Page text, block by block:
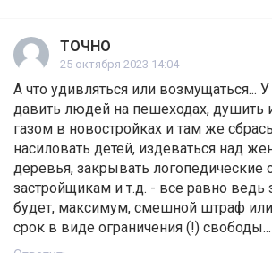
ТОЧНО
25 октября 2023 14:04
А что удивляться или возмущаться...
давить людей на пешеходах, душить
газом в новостройках и там же
насиловать детей, издеваться над
деревья, закрывать логопедические
застройщикам и т.д. - все равно ведь
будет, максимум, смешной штраф
срок в виде ограничения (!) свободы...